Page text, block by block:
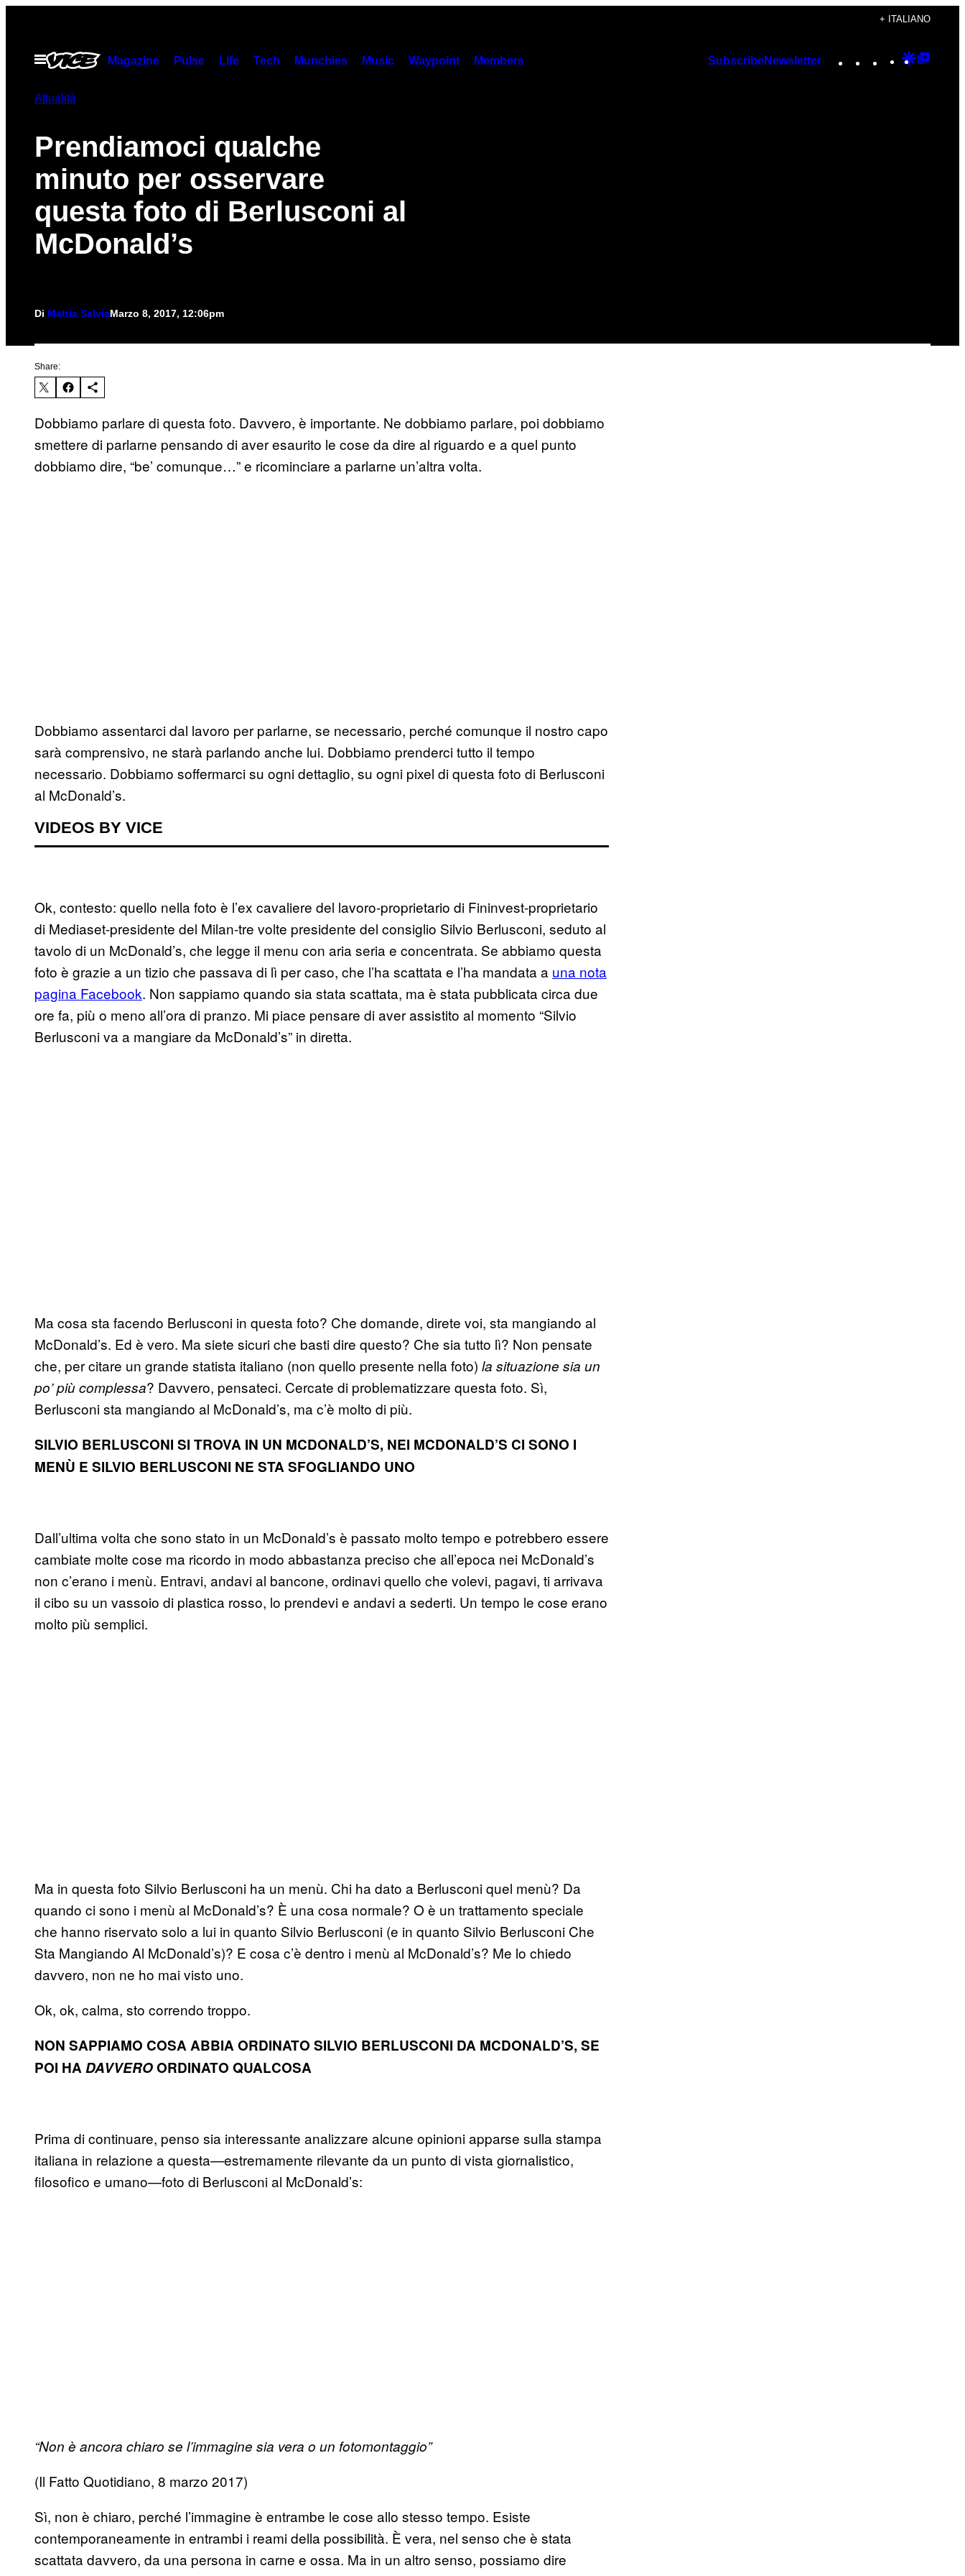
contenuto
+ ITALIANO
Apri
Magazine Pulse Life Tech Munchies Music Waypoint Members SubscribeNewsletter Instagram
TikTok
YouTube
Google
Attualità
Prendiamoci qualche
minuto per osservare
questa foto di Berlusconi al
McDonald’s
Di Mattia SalviaMarzo 8, 2017, 12:06pm
Share:
Dobbiamo parlare di questa foto. Davvero, è importante. Ne dobbiamo parlare, poi dobbiamo
smettere di parlarne pensando di aver esaurito le cose da dire al riguardo e a quel punto
dobbiamo dire, “be’ comunque…” e ricominciare a parlarne un’altra volta.
Dobbiamo assentarci dal lavoro per parlarne, se necessario, perché comunque il nostro capo
sarà comprensivo, ne starà parlando anche lui. Dobbiamo prenderci tutto il tempo
necessario. Dobbiamo soffermarci su ogni dettaglio, su ogni pixel di questa foto di Berlusconi
al McDonald’s.
VIDEOS BY VICE
Ok, contesto: quello nella foto è l’ex cavaliere del lavoro-proprietario di Fininvest-proprietario
di Mediaset-presidente del Milan-tre volte presidente del consiglio Silvio Berlusconi, seduto al
tavolo di un McDonald’s, che legge il menu con aria seria e concentrata. Se abbiamo questa
foto è grazie a un tizio che passava di lì per caso, che l’ha scattata e l’ha mandata a una nota
pagina Facebook. Non sappiamo quando sia stata scattata, ma è stata pubblicata circa due
ore fa, più o meno all’ora di pranzo. Mi piace pensare di aver assistito al momento “Silvio
Berlusconi va a mangiare da McDonald’s” in diretta.
Ma cosa sta facendo Berlusconi in questa foto? Che domande, direte voi, sta mangiando al
McDonald’s. Ed è vero. Ma siete sicuri che basti dire questo? Che sia tutto lì? Non pensate
che, per citare un grande statista italiano (non quello presente nella foto) la situazione sia un
po’ più complessa? Davvero, pensateci. Cercate di problematizzare questa foto. Sì,
Berlusconi sta mangiando al McDonald’s, ma c’è molto di più.
SILVIO BERLUSCONI SI TROVA IN UN MCDONALD’S, NEI MCDONALD’S CI SONO I
MENÙ E SILVIO BERLUSCONI NE STA SFOGLIANDO UNO
Dall’ultima volta che sono stato in un McDonald’s è passato molto tempo e potrebbero essere
cambiate molte cose ma ricordo in modo abbastanza preciso che all’epoca nei McDonald’s
non c’erano i menù. Entravi, andavi al bancone, ordinavi quello che volevi, pagavi, ti arrivava
il cibo su un vassoio di plastica rosso, lo prendevi e andavi a sederti. Un tempo le cose erano
molto più semplici.
Ma in questa foto Silvio Berlusconi ha un menù. Chi ha dato a Berlusconi quel menù? Da
quando ci sono i menù al McDonald’s? È una cosa normale? O è un trattamento speciale
che hanno riservato solo a lui in quanto Silvio Berlusconi (e in quanto Silvio Berlusconi Che
Sta Mangiando Al McDonald’s)? E cosa c’è dentro i menù al McDonald’s? Me lo chiedo
davvero, non ne ho mai visto uno.
Ok, ok, calma, sto correndo troppo.
NON SAPPIAMO COSA ABBIA ORDINATO SILVIO BERLUSCONI DA MCDONALD’S, SE
POI HADAVVEROORDINATO QUALCOSA
Prima di continuare, penso sia interessante analizzare alcune opinioni apparse sulla stampa
italiana in relazione a questa—estremamente rilevante da un punto di vista giornalistico,
filosofico e umano—foto di Berlusconi al McDonald’s:
“Non è ancora chiaro se l’immagine sia vera o un fotomontaggio”
(Il Fatto Quotidiano, 8 marzo 2017)
Sì, non è chiaro, perché l’immagine è entrambe le cose allo stesso tempo. Esiste
contemporaneamente in entrambi i reami della possibilità. È vera, nel senso che è stata
scattata davvero, da una persona in carne e ossa. Ma in un altro senso, possiamo dire